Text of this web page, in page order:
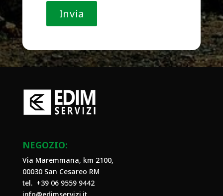
NEGOZIO:
Via Maremmana, km 2100,
00030 San Cesareo RM
tel. +39 06 9559 9442